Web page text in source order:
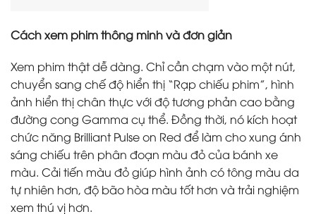
Cách xem phim thông minh và đơn giản
Xem phim thật dễ dàng. Chỉ cần chạm vào một nút,
chuyển sang chế độ hiển thị “Rạp chiếu phim”, hình
ảnh hiển thị chân thực với độ tương phản cao bằng
đường cong Gamma cụ thể. Đồng thời, nó kích hoạt
chức năng Brilliant Pulse on Red để làm cho xung ánh
sáng chiếu trên phân đoạn màu đỏ của bánh xe
màu. Cải tiến màu đỏ giúp hình ảnh có tông màu da
tự nhiên hơn, độ bão hòa màu tốt hơn và trải nghiệm
xem thú vị hơn.